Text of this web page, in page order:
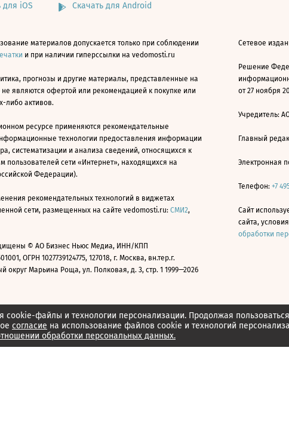
cookie-файлы и технологии персонализации. Продолжая
согласие на использование файлов cookie и технологий
обработки персональных данных.
для iOS Скачать для Android
материалов допускается только при соблюдении
и при наличии гиперссылки на vedomosti.ru
прогнозы и другие материалы, представленные на
не являются офертой или рекомендацией к покупке или
либо активов.
ресурсе применяются рекомендательные
технологии предоставления информации
систематизации и анализа сведений, относящихся к
пользователей сети «Интернет», находящихся на
Федерации).
рекомендательных технологий в виджетах
сети, размещенных на сайте vedomosti.ru: СМИ2,
© АО Бизнес Ньюс Медиа, ИНН/КПП
ОГРН 1027739124775, 127018, г. Москва, вн.тер.г.
округ Марьина Роща, ул. Полковая, д. 3, стр. 1 1999—2026
Сетевое
Решение
от 27 ноября
Учредитель:
Главный
Электронная
Телефон: +7
Сайт
сайта,
обработки